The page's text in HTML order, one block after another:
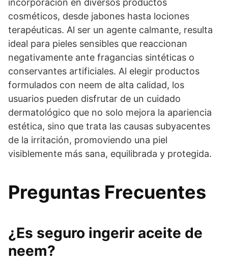
incorporación en diversos productos
cosméticos, desde jabones hasta lociones
terapéuticas. Al ser un agente calmante, resulta
ideal para pieles sensibles que reaccionan
negativamente ante fragancias sintéticas o
conservantes artificiales. Al elegir productos
formulados con neem de alta calidad, los
usuarios pueden disfrutar de un cuidado
dermatológico que no solo mejora la apariencia
estética, sino que trata las causas subyacentes
de la irritación, promoviendo una piel
visiblemente más sana, equilibrada y protegida.
Preguntas Frecuentes
¿Es seguro ingerir aceite de
neem?